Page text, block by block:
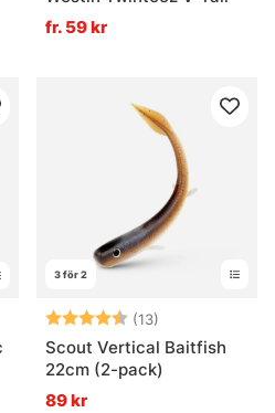
fr. 59 kr
stjärnor
3 för 2
Betyg: (13)
Scout Vertical Baitfish
22cm (2-pack)
89 kr